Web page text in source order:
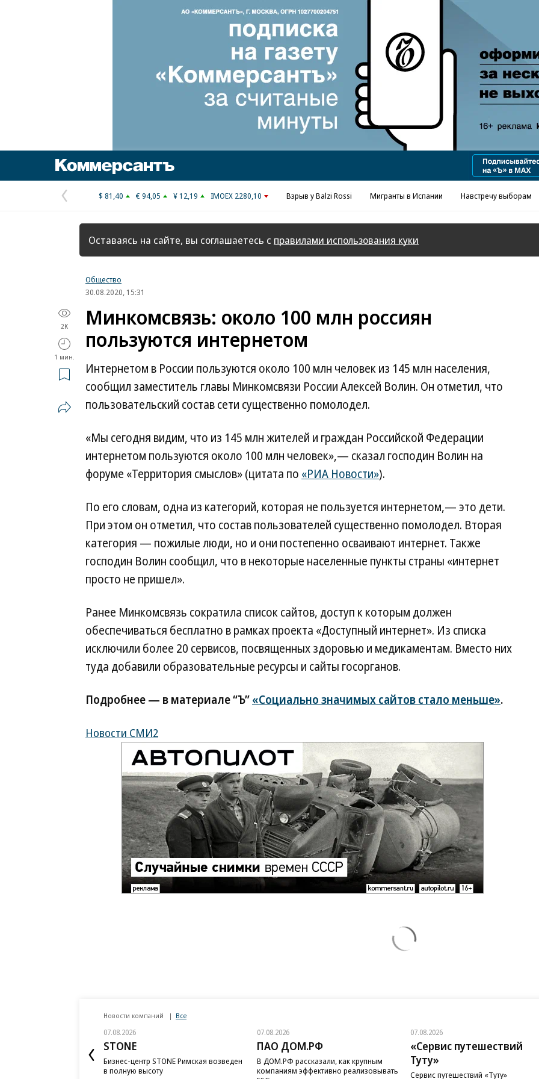
Реклама в «Ъ» www.kommersant.ru/ad
Предыдущая
страница
$ 81,40 € 94,05 ¥ 12,19 IMOEX 2280,10 Взрыв у Balzi Rossi Мигранты в Испании Навстречу выборам
Оставаясь на сайте, вы соглашаетесь с правилами использования куки
Общество
30.08.2020, 15:31
2K
1 мин.
Минкомсвязь: около 100 млн россиян
пользуются интернетом
Интернетом в России пользуются около 100 млн человек из 145 млн населения,
сообщил заместитель главы Минкомсвязи России Алексей Волин. Он отметил, что
пользовательский состав сети существенно помолодел.
«Мы сегодня видим, что из 145 млн жителей и граждан Российской Федерации
интернетом пользуются около 100 млн человек»,— сказал господин Волин на
форуме «Территория смыслов» (цитата по «РИА Новости»).
По его словам, одна из категорий, которая не пользуется интернетом,— это дети.
При этом он отметил, что состав пользователей существенно помолодел. Вторая
категория — пожилые люди, но и они постепенно осваивают интернет. Также
господин Волин сообщил, что в некоторые населенные пункты страны «интернет
просто не пришел».
Ранее Минкомсвязь сократила список сайтов, доступ к которым должен
обеспечиваться бесплатно в рамках проекта «Доступный интернет». Из списка
исключили более 20 сервисов, посвященных здоровью и медикаментам. Вместо них
туда добавили образовательные ресурсы и сайты госорганов.
Подробнее — в материале “Ъ”«Социально значимых сайтов стало меньше».
Новости СМИ2
Новости компаний Все
07.08.2026
STONE
Бизнес-центр STONE Римская возведен
в полную высоту
07.08.2026
ПАО ДОМ.РФ
В ДОМ.РФ рассказали, как крупным
компаниям эффективно реализовывать
07.08.2026
«Сервис путешествий
Туту»
Сервис путешествий «Туту»